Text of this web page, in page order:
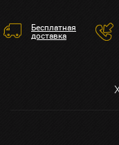
Бесплатная
доставка